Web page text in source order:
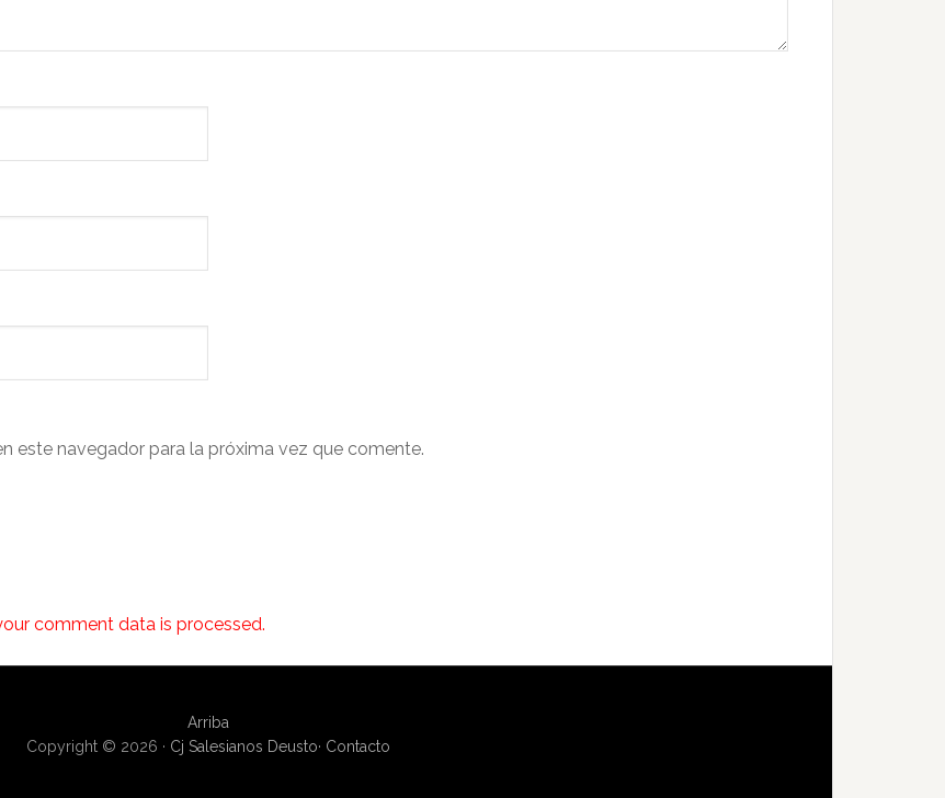
este navegador para la próxima vez que comente.
comment data is processed.
Arriba
Copyright © 2026 · Cj Salesianos Deusto· Contacto